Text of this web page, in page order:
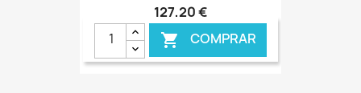
127,20 €
 COMPRAR